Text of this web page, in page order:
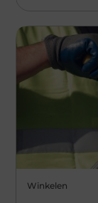
Winkelen